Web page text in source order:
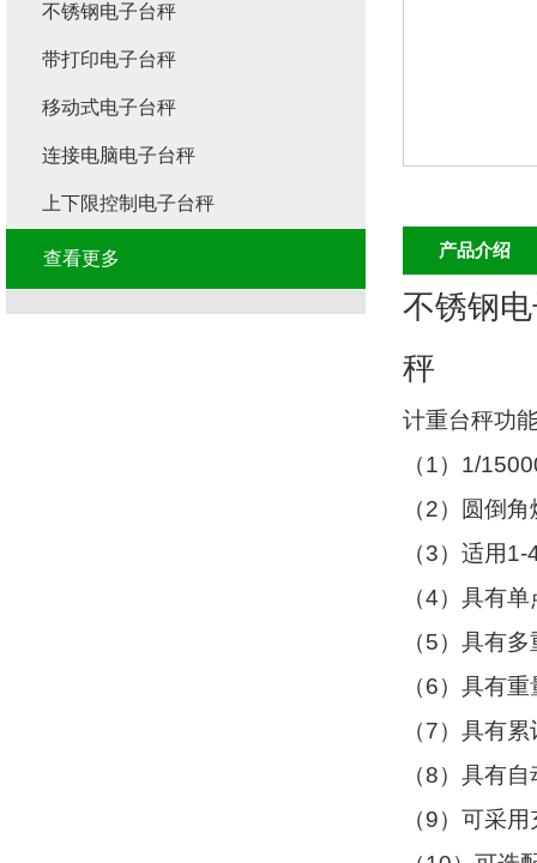
产品介绍
不锈钢
秤
计重台秤功
（1） 1/
（2）圆倒
（3）适用1-
（4）具有
（5）具有
（6）具有
（7）具有
（8）具有
（9）可采用
不锈钢电子台秤
带打印电子台秤
移动式电子台秤
连接电脑电子台秤
上下限控制电子台秤
查看更多